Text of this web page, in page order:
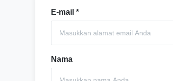
E-mail *
Nama